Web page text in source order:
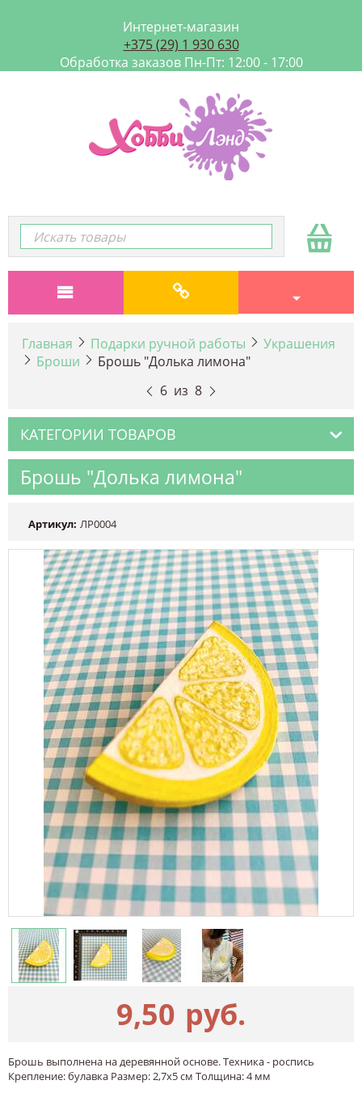
Интернет-магазин
+375 (29) 1 930 630
Обработка заказов Пн-Пт: 12:00 - 17:00
Главная Подарки ручной работы
Украшения
Броши
Брошь "Долька лимона"
6 из 8
КАТЕГОРИИ ТОВАРОВ
Брошь "Долька лимона"
Артикул: ЛР0004
9,50 руб.
Брошь выполнена на деревянной основе. Техника - роспись
Крепление: булавка Размер: 2,7х5 см Толщина: 4 мм